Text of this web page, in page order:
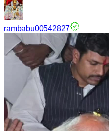
rambabu00542827